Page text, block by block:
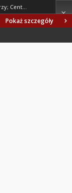
Pokaż szczegóły
Siwczyk, Jerzy; Centralny Ośrodek Badawczo-Rozwojowy Techniki Instalacyjnej INSTAL. Oprac.